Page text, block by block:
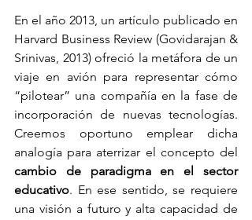
En el año 2013, un artículo publicado en
Harvard Business Review (Govidarajan &
Srinivas, 2013) ofreció la metáfora de un
viaje en avión para representar cómo
“pilotear” una compañía en la fase de
incorporación de nuevas tecnologías.
Creemos oportuno emplear dicha
cambio de paradigma en el sector
educativo. En ese sentido, se requiere
una visión a futuro y alta capacidad de